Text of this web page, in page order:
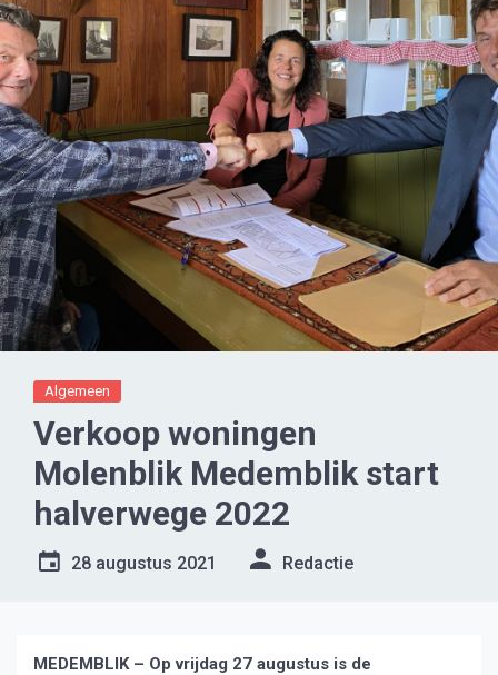
Algemeen
Verkoop woningen
Molenblik Medemblik start
halverwege 2022
28 augustus 2021 Redactie
MEDEMBLIK – Op vrijdag 27 augustus is de